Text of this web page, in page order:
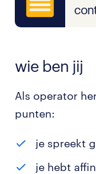
wie ben jij
Als operator
punten:
je spreekt
je hebt